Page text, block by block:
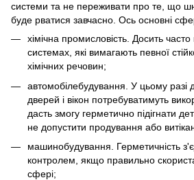
системи та не переживати про те, що
буде рватися завчасно. Ось основні
хімічна промисловість. Досить
системах, які вимагають певної
хімічних речовин;
автомобілебудування. У цьому разі
дверей і вікон потребуватимуть
дасть змогу герметично підігнати
не допустити продування або
машинобудування. Герметичність
контролем, якщо правильно
сфері;